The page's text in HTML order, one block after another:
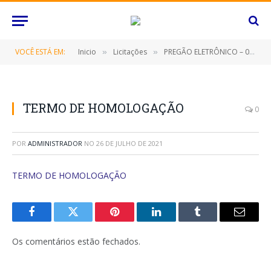
VOCÊ ESTÁ EM: Inicio » Licitações » PREGÃO ELETRÔNICO – 022/2021 (CONTRATAÇÃO DE EMPRESA ESPECIALIZADA NO FORNECIMENTO DE MÓVEIS E ELETRODOMÉSTICOS)
TERMO DE HOMOLOGAÇÃO 0
POR ADMINISTRADOR NO 26 DE JULHO DE 2021
TERMO DE HOMOLOGAÇÃO
FacebookTwitter Pinterest O
Tumblr
E-
Os comentários estão fechados.